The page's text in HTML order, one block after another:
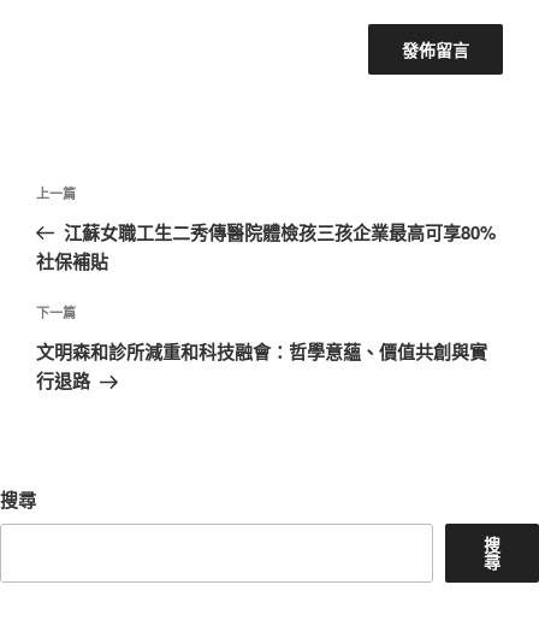
文
導
覽
上
一
篇
章
上一篇
江蘇女職工生二秀傳醫院體檢孩三孩企業最高可享80%
社保補貼
下
一
篇
下一篇
文明森和診所減重和科技融會：哲學意蘊、價值共創與實
行退路
搜尋
搜
尋